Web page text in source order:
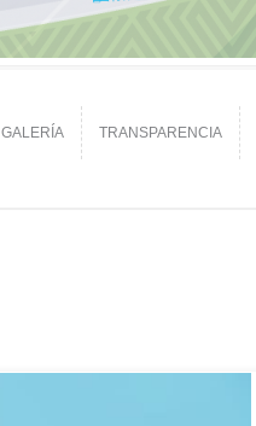
GALERÍA TRANSPARENCIA